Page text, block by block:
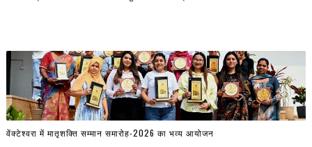
वेंक्टेश्वरा में मातृशक्ति सम्मान समारोह-2026 का भव्य आयोजन